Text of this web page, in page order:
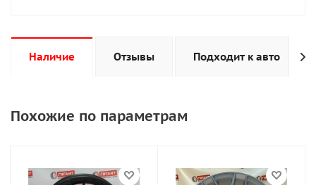
Наличие Отзывы Подходит к авто
Похожие по параметрам